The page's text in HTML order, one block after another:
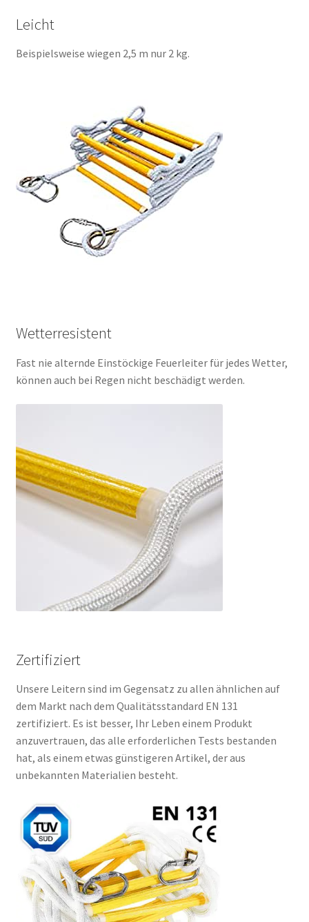
Leicht
Beispielsweise wiegen 2,5 m nur 2 kg.
Wetterresistent
Fast nie alternde Einstöckige Feuerleiter für jedes Wetter,
können auch bei Regen nicht beschädigt werden.
Zertifiziert
Unsere Leitern sind im Gegensatz zu allen ähnlichen auf
dem Markt nach dem Qualitätsstandard EN 131
zertifiziert. Es ist besser, Ihr Leben einem Produkt
anzuvertrauen, das alle erforderlichen Tests bestanden
hat, als einem etwas günstigeren Artikel, der aus
unbekannten Materialien besteht.